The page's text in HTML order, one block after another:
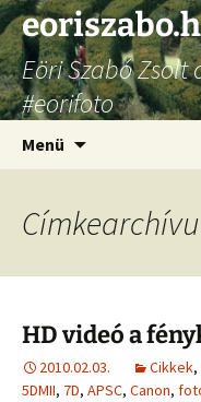
Ugrás
a
tartalomhoz
Eöri Szabó
#eorifoto
Menü
HD videó a
2010.02.03. Cikkek,
5DMII, 7D, APSC, Canon,